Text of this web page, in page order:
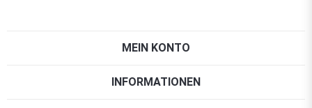
MEIN KONTO
INFORMATIONEN